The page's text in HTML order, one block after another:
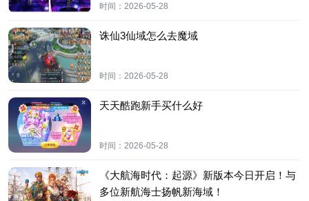
时间： 2026-05-28
诛仙3仙域怎么去魔域
时间： 2026-05-28
天天酷跑新手买什么好
时间： 2026-05-28
《大航海时代：起源》新版本今日开启！与
多位新航海士扬帆新海域！